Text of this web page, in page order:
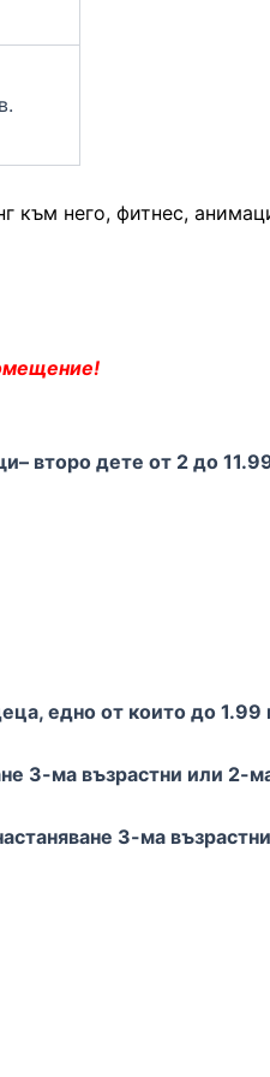
към него, фитнес,
второ дете от 2 до
едно от които до 1.99
3-ма възрастни или 2-
3-ма